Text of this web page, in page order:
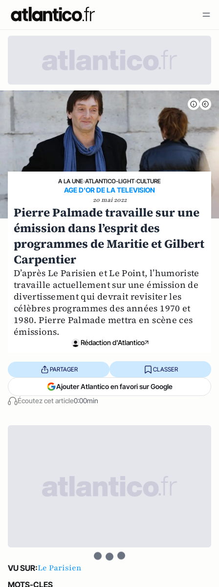
A LA UNE›ATLANTICO-LIGHT›CULTURE
AGE D'OR DE LA TELEVISION
20 mai 2022
Pierre Palmade travaille sur une
émission dans l’esprit des
programmes de Maritie et Gilbert
Carpentier
D’après Le Parisien et Le Point, l’humoriste
travaille actuellement sur une émission de
divertissement qui devrait revisiter les
célèbres programmes des années 1970 et
1980. Pierre Palmade mettra en scène ces
émissions.
Rédaction d'Atlantico
Écoutez cet article0:00min
PARTAGER CLASSER
Ajouter Atlantico en favori sur Google
VU SUR:Le Parisien
MOTS-CLES